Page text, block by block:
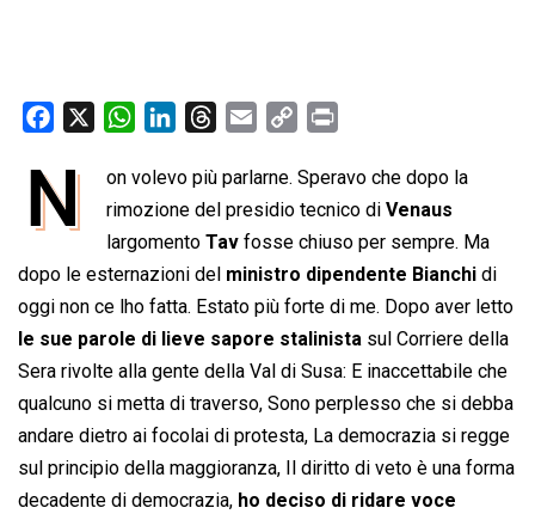
e
o
o
k
W
a
t
s
A
p
p
n
k
e
d
I
n
r
e
a
d
s
a
i
l
p
y
L
i
n
k
i
n
t
N
on volevo più parlarne. Speravo che dopo la
rimozione del presidio tecnico di Venaus
largomento Tav fosse chiuso per sempre. Ma
dopo le esternazioni del ministro dipendente Bianchi di
oggi non ce lho fatta. Estato più forte di me. Dopo aver letto
le sue parole di lieve sapore stalinista sul Corriere della
Sera rivolte alla gente della Val di Susa: E inaccettabile che
qualcuno si metta di traverso, Sono perplesso che si debba
andare dietro ai focolai di protesta, La democrazia si regge
sul principio della maggioranza, Il diritto di veto è una forma
decadente di democrazia, ho deciso di ridare voce